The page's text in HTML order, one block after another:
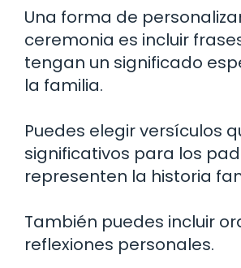
Una forma de
ceremonia es incluir
tengan un significado
la familia.
Puedes elegir versículos
significativos para los
representen la historia
También puedes incluir
reflexiones personales.